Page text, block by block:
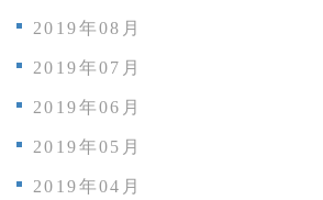
2019年08月
2019年07月
2019年06月
2019年05月
2019年04月